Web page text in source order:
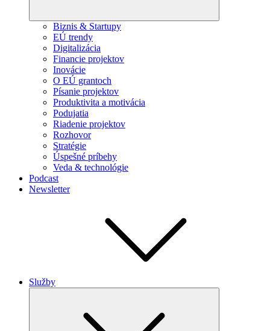
Biznis & Startupy
EÚ trendy
Digitalizácia
Financie projektov
Inovácie
O EÚ grantoch
Písanie projektov
Produktivita a motivácia
Podujatia
Riadenie projektov
Rozhovor
Stratégie
Úspešné príbehy
Veda & technológie
Podcast
Newsletter
Služby